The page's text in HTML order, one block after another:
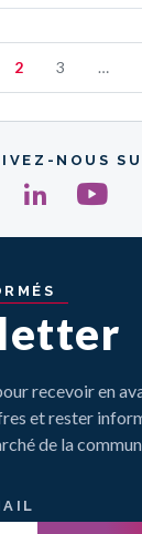
2 3 …
NOUS
recevoir en
et rester
de la